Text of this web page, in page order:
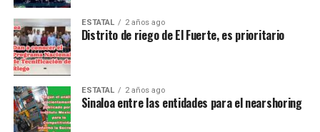
ESTATAL 2 años ago
Distrito de riego de El Fuerte, es prioritario
ESTATAL 2 años ago
Sinaloa entre las entidades para el nearshoring